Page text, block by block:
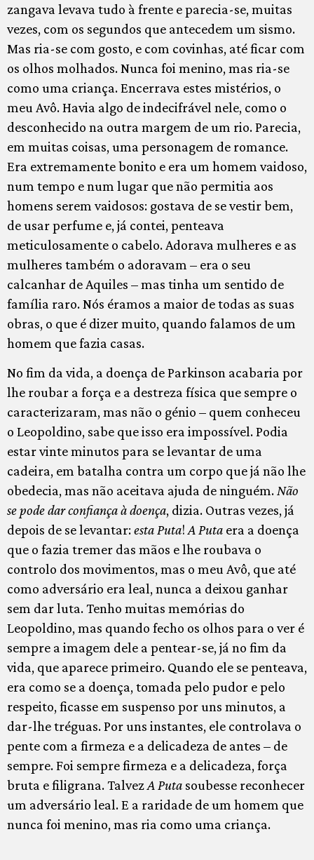
zangava levava tudo à frente e parecia-se, muitas
vezes, com os segundos que antecedem um sismo.
Mas ria-se com gosto, e com covinhas, até ficar com
os olhos molhados. Nunca foi menino, mas ria-se
como uma criança. Encerrava estes mistérios, o
meu Avô. Havia algo de indecifrável nele, como o
desconhecido na outra margem de um rio. Parecia,
em muitas coisas, uma personagem de romance.
Era extremamente bonito e era um homem vaidoso,
num tempo e num lugar que não permitia aos
homens serem vaidosos: gostava de se vestir bem,
de usar perfume e, já contei, penteava
meticulosamente o cabelo. Adorava mulheres e as
mulheres também o adoravam – era o seu
calcanhar de Aquiles – mas tinha um sentido de
família raro. Nós éramos a maior de todas as suas
obras, o que é dizer muito, quando falamos de um
homem que fazia casas.
No fim da vida, a doença de Parkinson acabaria por
lhe roubar a força e a destreza física que sempre o
caracterizaram, mas não o génio – quem conheceu
o Leopoldino, sabe que isso era impossível. Podia
estar vinte minutos para se levantar de uma
cadeira, em batalha contra um corpo que já não lhe
obedecia, mas não aceitava ajuda de ninguém. Não
se pode dar confiança à doença, dizia. Outras vezes, já
depois de se levantar:esta Puta! A Puta era a doença
que o fazia tremer das mãos e lhe roubava o
controlo dos movimentos, mas o meu Avô, que até
como adversário era leal, nunca a deixou ganhar
sem dar luta. Tenho muitas memórias do
Leopoldino, mas quando fecho os olhos para o ver é
sempre a imagem dele a pentear-se, já no fim da
vida, que aparece primeiro. Quando ele se penteava,
era como se a doença, tomada pelo pudor e pelo
respeito, ficasse em suspenso por uns minutos, a
dar-lhe tréguas. Por uns instantes, ele controlava o
pente com a firmeza e a delicadeza de antes – de
sempre. Foi sempre firmeza e a delicadeza, força
bruta e filigrana. TalvezA Puta soubesse reconhecer
um adversário leal. E a raridade de um homem que
nunca foi menino, mas ria como uma criança.